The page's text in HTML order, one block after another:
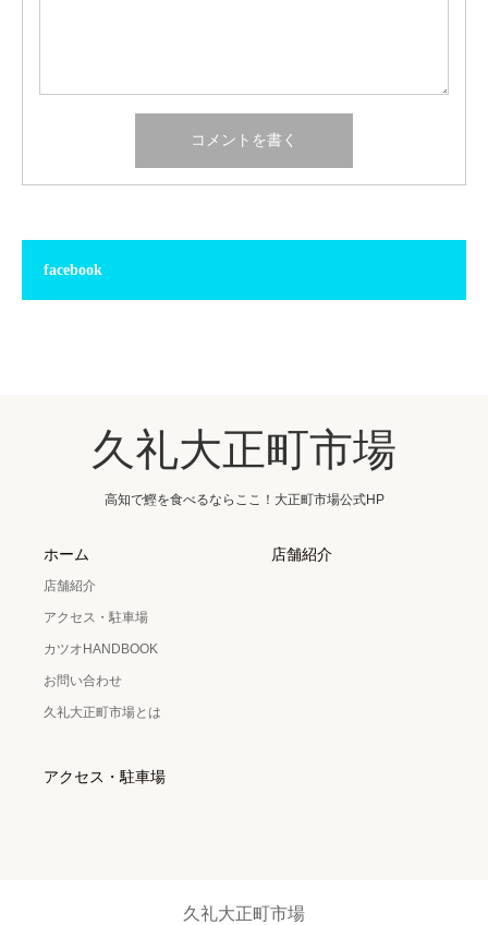
facebook
久礼大正町市場
高知で鰹を食べるならここ！大正町市場公式HP
ホーム
店舗紹介
アクセス・駐車場
カツオHANDBOOK
お問い合わせ
久礼大正町市場とは
店舗紹介
アクセス・駐車場
久礼大正町市場